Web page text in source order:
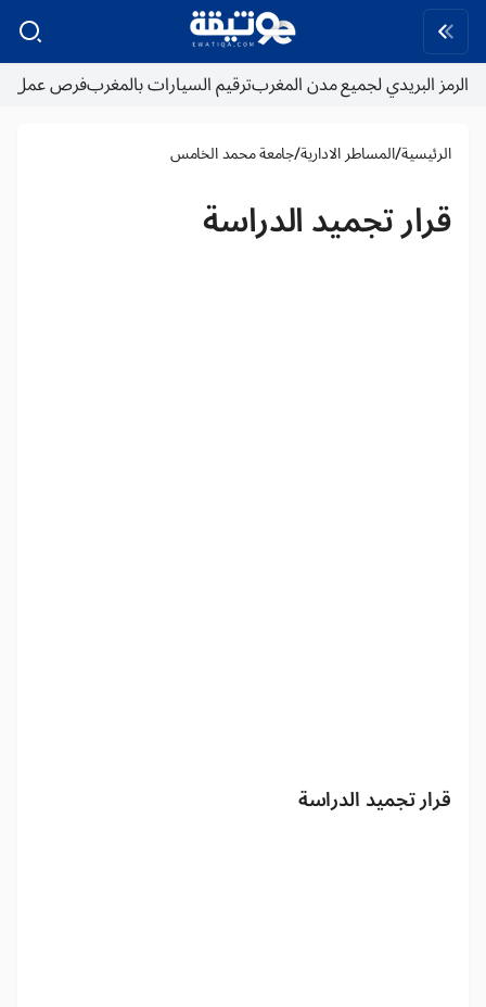
الرمز البريدي لجميع مدن المغربترقيم السيارات بالمغربفرص عمل
الرئيسية/المساطر الادارية/جامعة محمد الخامس
قرار تجميد الدراسة
قرار تجميد الدراسة